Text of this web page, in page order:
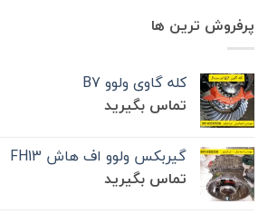
پرفروش ترین ها
کله گاوی ولوو B7
تماس بگیرید
گیربکس ولوو اف هاش FH13
تماس بگیرید